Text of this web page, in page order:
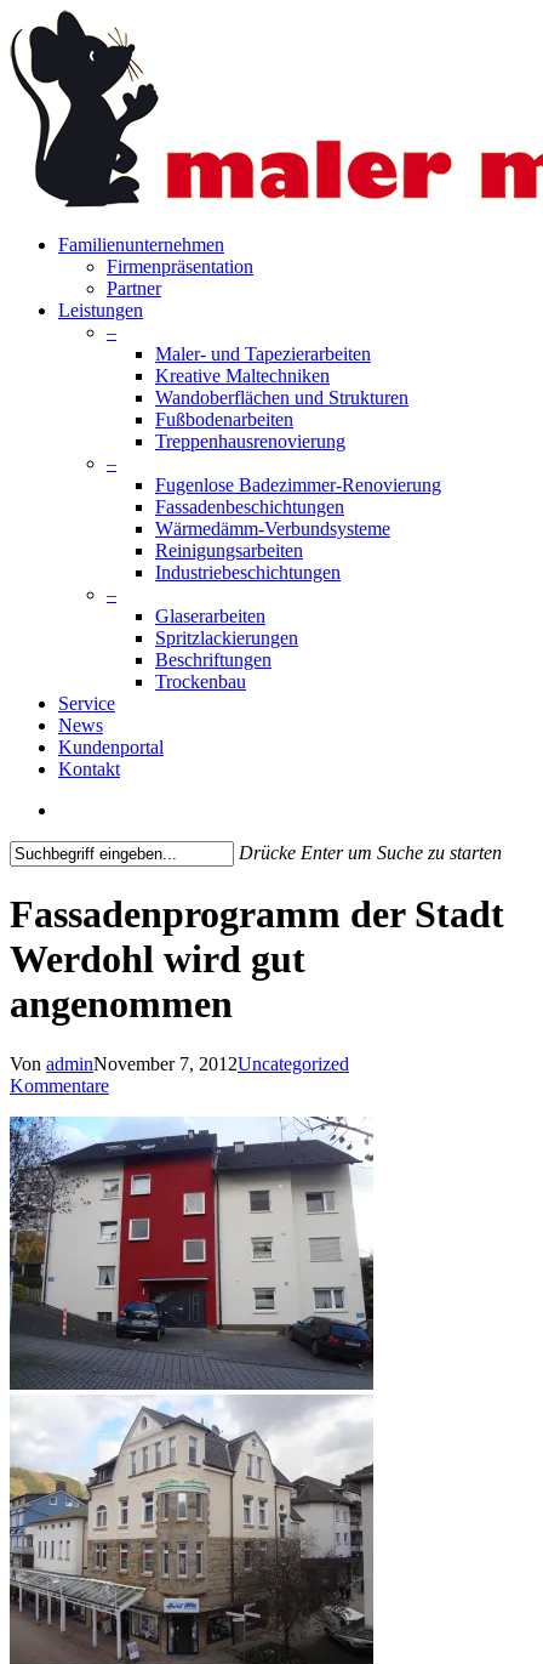
to
main
content
search
Menu
Familienunternehmen
Firmenpräsentation
Partner
Leistungen
–
Maler- und Tapezierarbeiten
Kreative Maltechniken
Wandoberflächen und Strukturen
Fußbodenarbeiten
Treppenhausrenovierung
–
Fugenlose Badezimmer-Renovierung
Fassadenbeschichtungen
Wärmedämm-Verbundsysteme
Reinigungsarbeiten
Industriebeschichtungen
–
Glaserarbeiten
Spritzlackierungen
Beschriftungen
Trockenbau
Service
News
Kundenportal
Kontakt
Drücke Enter um Suche zu starten
Search
Fassadenprogramm der Stadt
Werdohl wird gut
angenommen
Von adminNovember 7, 2012Uncategorized
Kommentare